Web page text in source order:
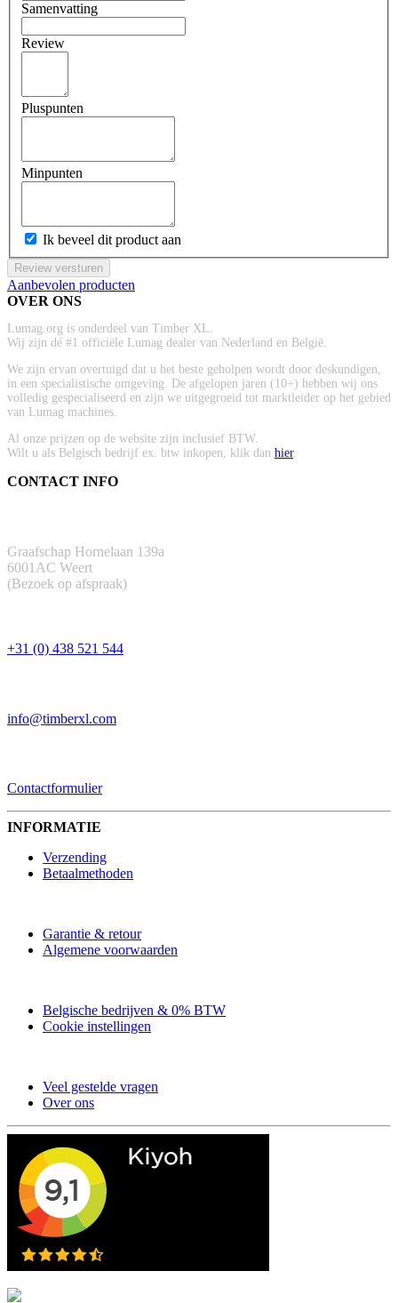
Samenvatting
Review
Pluspunten
Minpunten
Ik beveel dit product aan
Review versturen
Aanbevolen producten
OVER ONS
Lumag.org is onderdeel van Timber XL.
Wij zijn dé #1 officiële Lumag dealer van Nederland en België.
We zijn ervan overtuigd dat u het beste geholpen wordt door deskundigen,
in een specialistische omgeving. De afgelopen jaren (10+) hebben wij ons
volledig gespecialiseerd en zijn we uitgegroeid tot marktleider op het gebied
van Lumag machines.
Al onze prijzen op de website zijn inclusief BTW.
Wilt u als Belgisch bedrijf ex. btw inkopen, klik dan hier.
CONTACT INFO
Graafschap Hornelaan 139a
6001AC Weert
(Bezoek op afspraak)
+31 (0) 438 521 544
info@timberxl.com
Contactformulier
INFORMATIE
Verzending
Betaalmethoden
Garantie & retour
Algemene voorwaarden
Belgische bedrijven & 0% BTW
Cookie instellingen
Veel gestelde vragen
Over ons